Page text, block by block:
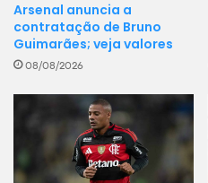
Arsenal anuncia a
contratação de Bruno
Guimarães; veja valores
08/08/2026